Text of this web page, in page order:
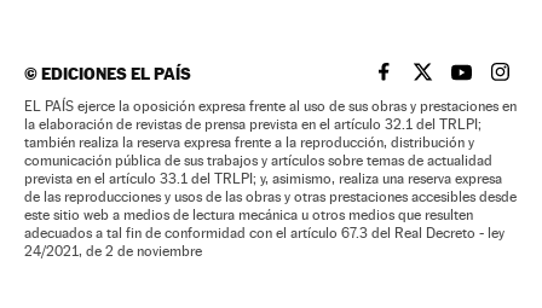
©EDICIONES EL PAÍS EL PAÍS BRASIL EN
EL PAÍSEL PAÍS
EL
EL PAÍS ejerce la oposición expresa frente al uso de sus obras y prestaciones en
la elaboración de revistas de prensa prevista en el artículo 32.1 del TRLPI;
también realiza la reserva expresa frente a la reproducción, distribución y
comunicación pública de sus trabajos y artículos sobre temas de actualidad
prevista en el artículo 33.1 del TRLPI; y, asimismo, realiza una reserva expresa
de las reproducciones y usos de las obras y otras prestaciones accesibles desde
este sitio web a medios de lectura mecánica u otros medios que resulten
adecuados a tal fin de conformidad con el artículo 67.3 del Real Decreto - ley
24/2021, de 2 de noviembre